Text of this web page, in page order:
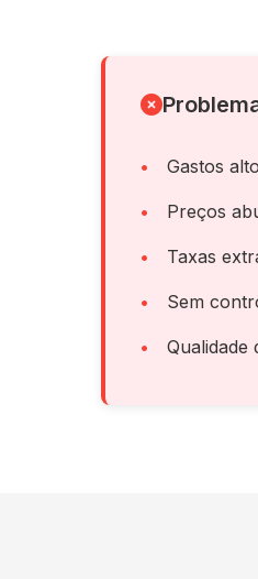
Gastos
Preços
Taxas
Sem
Qualidade